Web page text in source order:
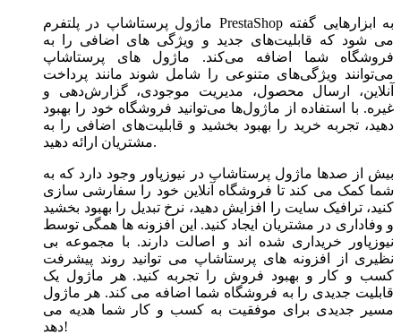
ماژول‌ پرستاشاپ در پلتفرم PrestaShop به ابزارهایی گفته
می شود که قابلیت‌های جدید و ویژگی های اضافی را به
فروشگاه شما اضافه می‌کند. ماژول های پرستاشاپ
می‌توانند ویژگی‌های متنوعی را شامل شوند مانند پرداخت
آنلاین، ارسال محصول، مدیریت موجودی، گزارش‌دهی و
غیره. با استفاده از ماژول‌ها می‌توانید فروشگاه خود را بهبود
دهید، تجربه خرید را بهبود بخشید و قابلیت‌های اضافی را به
مشتریان ارائه دهید.
بیش از صدها ماژول پرستاشاپ در نیوزپاور وجود دارد که به
شما کمک می کند تا فروشگاه آنلاین خود را سفارشی سازی
کنید، ترافیک سایت را افزایش دهید، نرخ تبدیل را بهبود بخشید
و وفاداری در مشتریان ایجاد کنید. این افزونه ها همگی توسط
نیوزپاور خریداری شده اند و اصالت دارند. با مجموعه بی
نظیری از افزونه های پرستاشاپ می توانید روند پیشرفت
کسب و کار و بهبود فروش را تجربه کنید. هر ماژول یک
قابلیت جدیدی را به فروشگاه شما اضافه می کند. هر ماژول
مسیر جدیدی برای موفقیت به کسب و کار شما هدیه می
دهد!